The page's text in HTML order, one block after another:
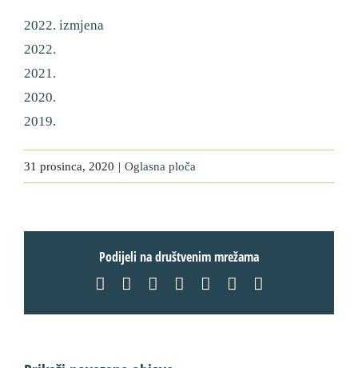
2022. izmjena
2022.
2021.
2020.
2019.
31 prosinca, 2020 | Oglasna ploča
Podijeli na društvenim mrežama
Facebook LinkedInWhatsApp
TumblrPinterest